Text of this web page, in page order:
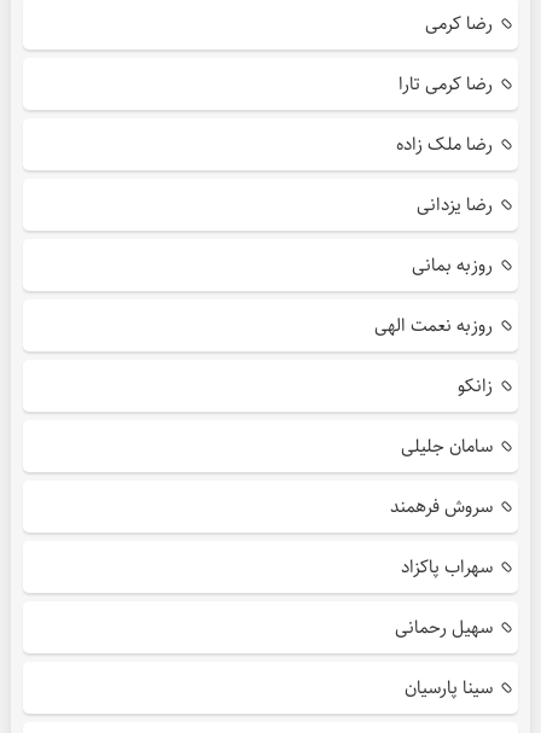
رضا کرمی
رضا کرمی تارا
رضا ملک زاده
رضا یزدانی
روزبه بمانی
روزبه نعمت الهی
زانکو
سامان جلیلی
سروش فرهمند
سهراب پاکزاد
سهیل رحمانی
سینا پارسیان